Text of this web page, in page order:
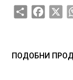
ShareFacebook
X
ПОДОБНИ